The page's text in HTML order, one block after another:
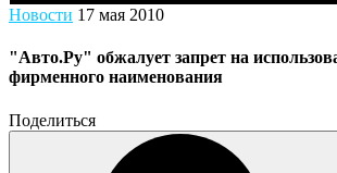
Новости 17 мая 2010
"Авто.Ру" обжалует запрет на
фирменного наименования
Поделиться